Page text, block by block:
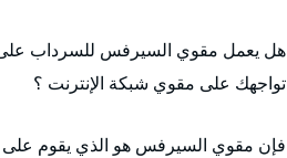
هل يعمل مقوي السيرفس للسرداب
تواجهك على مقوي شبكة الإنترنت ؟
فإن مقوي السيرفس هو الذي يقوم على